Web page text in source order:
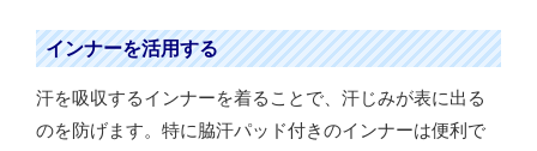
インナーを活用する
汗を吸収するインナーを着ることで、汗じみが表に出る
のを防げます。特に脇汗パッド付きのインナーは便利で